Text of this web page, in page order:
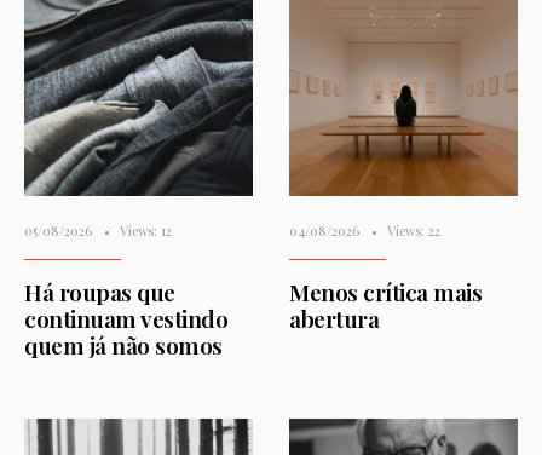
05/08/2026 • Views: 12
Há roupas que
continuam vestindo
quem já não somos
04/08/2026 • Views: 22
Menos crítica mais
abertura